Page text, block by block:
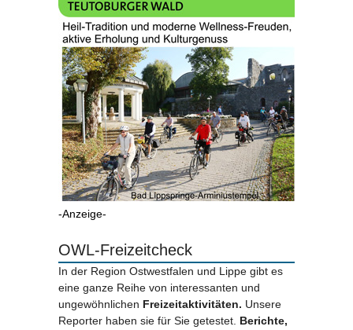
-Anzeige-
OWL-Freizeitcheck
In der Region Ostwestfalen und Lippe gibt es
eine ganze Reihe von interessanten und
ungewöhnlichen Freizeitaktivitäten. Unsere
Reporter haben sie für Sie getestet. Berichte,